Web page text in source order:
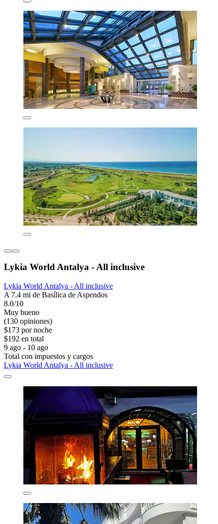
Lykia World Antalya - All inclusive
Lykia World Antalya - All inclusive
A 7.4 mi de Basílica de Aspendos
8.0/10
Muy bueno
(130 opiniones)
$173 por noche
$192 en total
9 ago - 10 ago
Total con impuestos y cargos
Lykia World Antalya - All inclusive